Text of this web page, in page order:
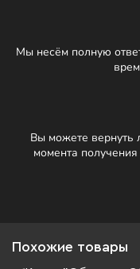
Мы несём полную
Вы можете вернуть
момента
Похожие товары